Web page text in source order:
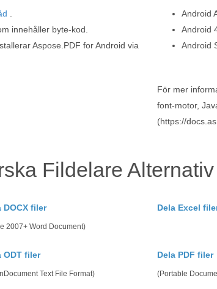
innehåller byte-kod.
Aspose.PDF for Android via
Android
Android
Android
För mer
font-motor,
(https://
Fildelare
DOCX filer
2007+ Word Document)
Dela Excel
ODT filer
Text File Format)
Dela PDF filer
(Portable